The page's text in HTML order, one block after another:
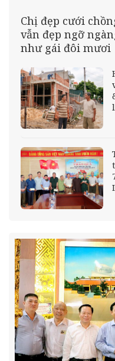
Chị đẹp cưới
vẫn đẹp ngỡ
như gái đôi mươi